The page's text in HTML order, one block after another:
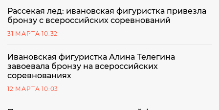
Рассекая лед: ивановская фигуристка привезла
бронзу с всероссийских соревнований
31 МАРТА 10:32
Ивановская фигуристка Алина Телегина
завоевала бронзу на всероссийских
соревнованиях
12 МАРТА 10:03